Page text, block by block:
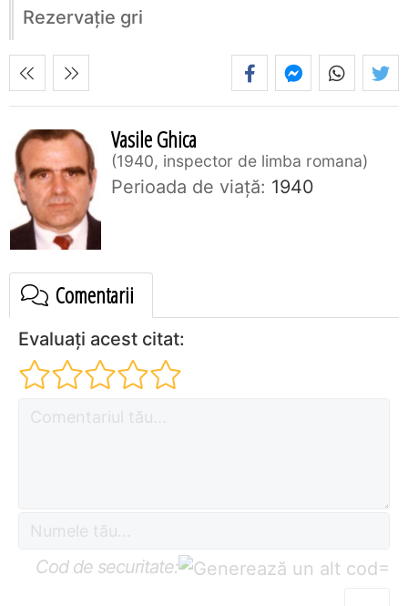
Rezervaţie gri
Vasile Ghica
1940, inspector de limba romana
Perioada de viaţă: 1940
Comentarii
Evaluați acest citat:
Cod de securitate: =